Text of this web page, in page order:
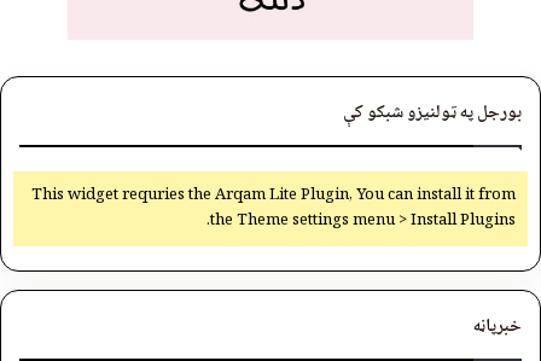
بورجل په ټولنیزو شبکو کې
This widget requries the Arqam Lite Plugin, You can install it from
the Theme settings menu > Install Plugins.
خبرپاڼه